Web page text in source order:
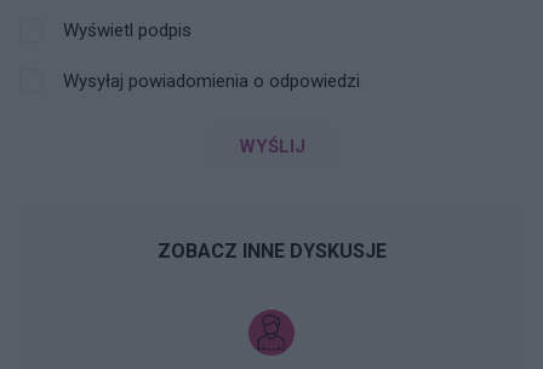
Wyświetl podpis
Wysyłaj powiadomienia o odpowiedzi
WYŚLIJ
ZOBACZ INNE DYSKUSJE